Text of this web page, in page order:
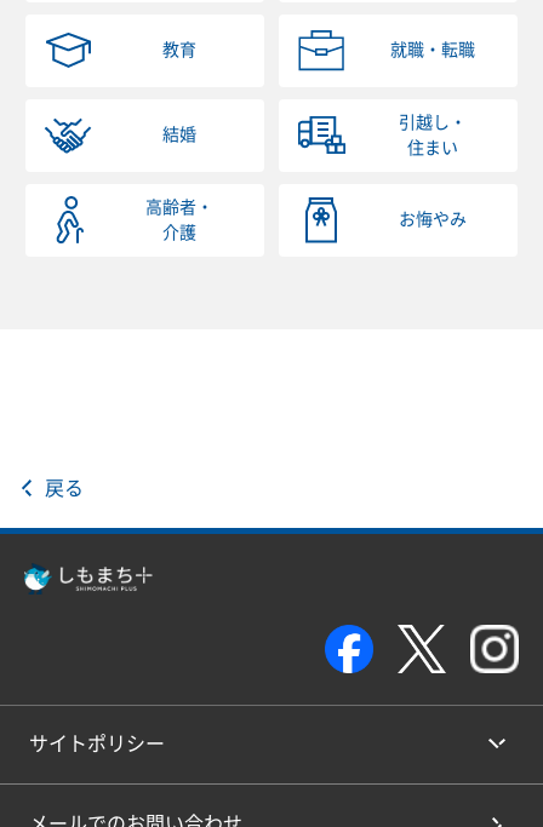
教育 就職・転職
結婚
引越し・
住まい
高齢者・
介護
お悔やみ
戻る
サイトポリシー